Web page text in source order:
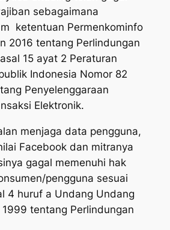
sebagaimana
ketentuan Permenkominfo
2016 tentang Perlindungan
15 ayat 2 Peraturan
Indonesia Nomor 82
Penyelenggaraan
Elektronik.
menjaga data pengguna,
Facebook dan mitranya
gagal memenuhi hak
pengguna sesuai
4 huruf a Undang Undang
tentang Perlindungan